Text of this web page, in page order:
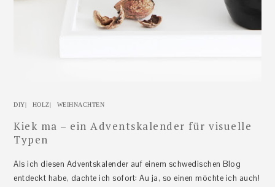
DIY| HOLZ| WEIHNACHTEN
Kiek ma – ein Adventskalender für visuelle
Typen
Als ich diesen Adventskalender auf einem schwedischen Blog
entdeckt habe, dachte ich sofort: Au ja, so einen möchte ich auch!